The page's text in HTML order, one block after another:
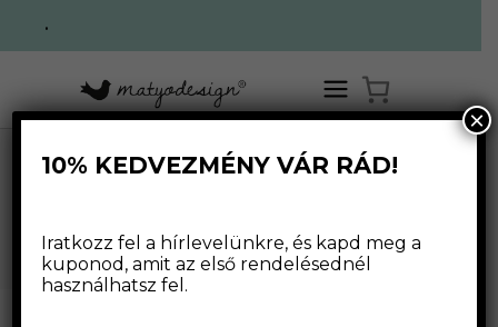
.
WEBSHOP
10% KEDVEZMÉNY VÁR RÁD!
Iratkozz fel a hírlevelünkre, és kapd meg a
kuponod, amit az első rendelésednél
használhatsz fel.
×